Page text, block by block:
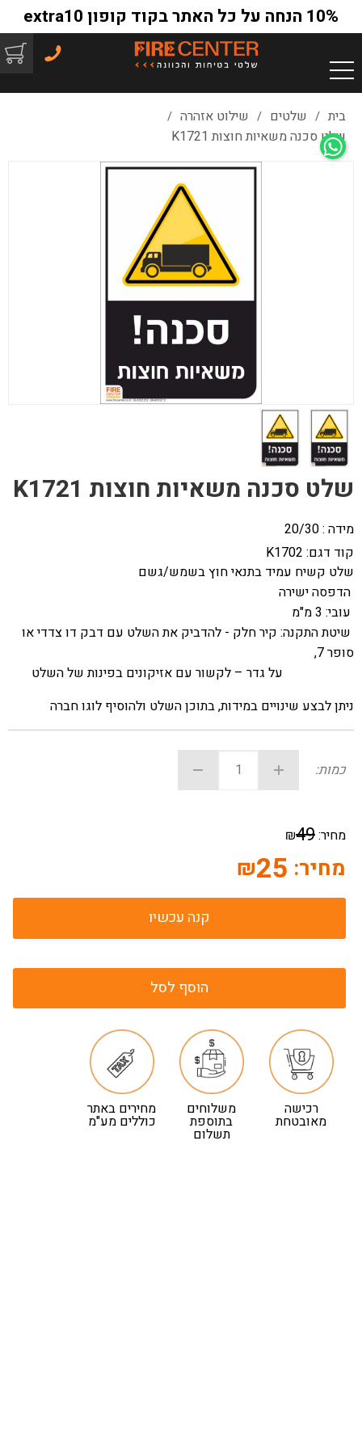
10% הנחה על כל האתר בקוד קופון extra10
בית / שלטים / שילוט אזהרה /
שלט סכנה משאיות חוצות K1721
שלט סכנה משאיות חוצות K1721
מידה : 20/30
קוד דגם: K1702
שלט קשיח עמיד בתנאי חוץ בשמש/גשם
הדפסה ישירה
עובי: 3 מ"מ
שיטת התקנה: קיר חלק - להדביק את השלט עם דבק דו צדדי או
סופר 7,
על גדר – לקשור עם אזיקונים בפינות של השלט
ניתן לבצע שינויים במידות, בתוכן השלט ולהוסיף לוגו חברה
כמות:
מחיר:49
₪
מחיר: 25
₪
קנה עכשיו
הוסף לסל
רכישה
מאובטחת
משלוחים
בתוספת
תשלום
מחירים באתר
כוללים מע"מ